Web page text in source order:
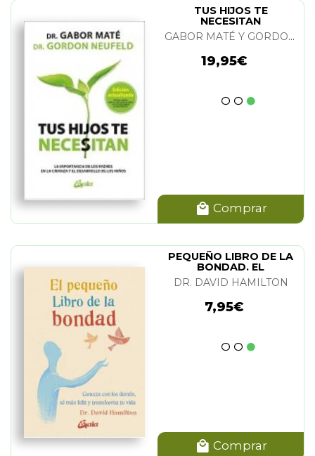
TUS HIJOS TE
NECESITAN
GABOR MATÉ Y GORDON NEUFELD
19,95€
Comprar
PEQUEÑO LIBRO DE LA
BONDAD. EL
DR. DAVID HAMILTON
7,95€
Comprar